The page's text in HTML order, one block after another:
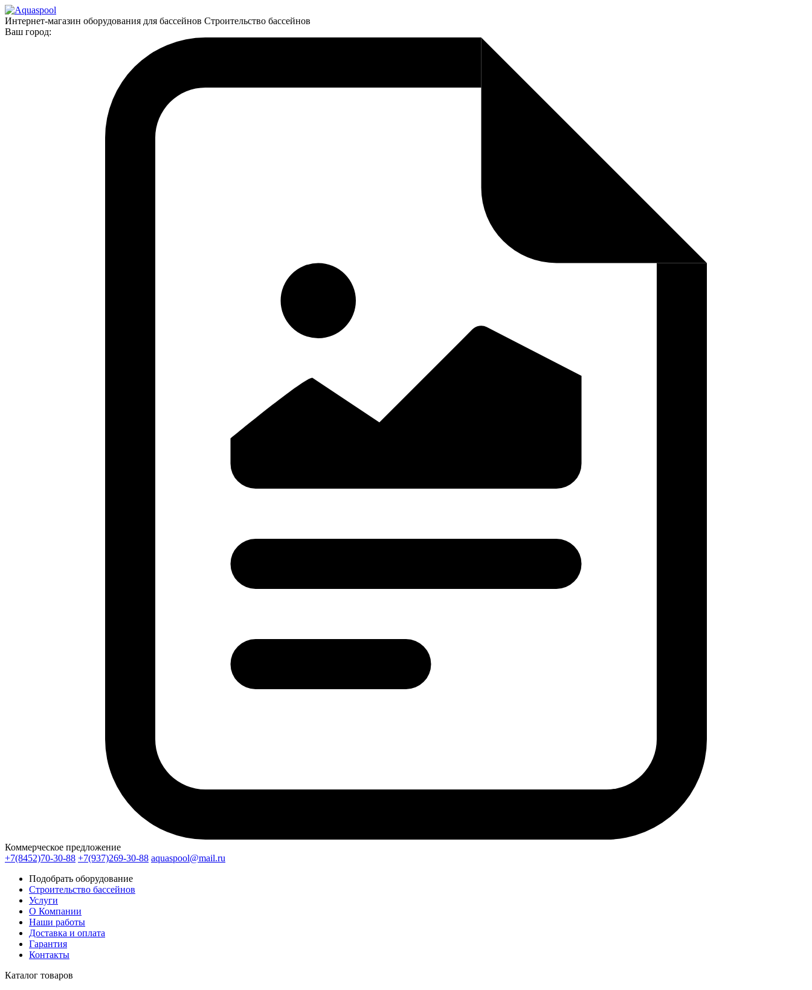
Интернет-магазин оборудования для бассейнов Строительство бассейнов
Ваш город:
Коммерческое предложение
+7(8452)70-30-88 +7(937)269-30-88 aquaspool@mail.ru
Подобрать оборудование
Строительство бассейнов
Услуги
О Компании
Наши работы
Доставка и оплата
Гарантия
Контакты
Каталог товаров